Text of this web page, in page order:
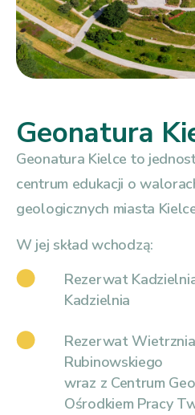
Geonatura
Geonatura Kielce to
centrum edukacji o
geologicznych miasta
W jej skład wchodzą:
Rezerwat
Kadzielnia
Rezerwat
Rubinowskiego
wraz z Centrum
Ośrodkiem Pracy